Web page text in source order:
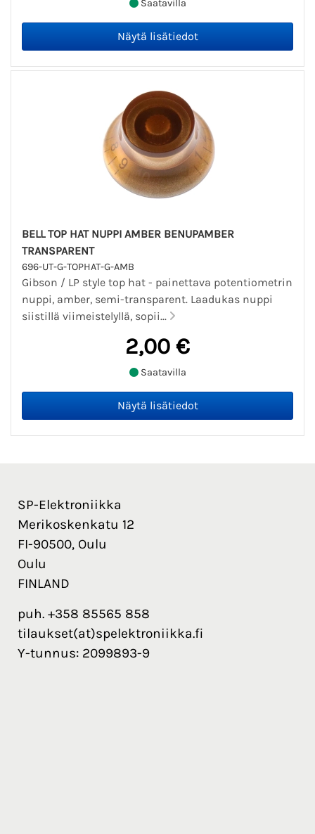
Saatavilla
BELL TOP HAT NUPPI AMBER BENUPAMBER
TRANSPARENT
696-UT-G-TOPHAT-G-AMB
Gibson / LP style top hat - painettava potentiometrin
nuppi, amber, semi-transparent. Laadukas nuppi
siistillä viimeistelyllä, sopii...
2,00 €
Saatavilla
SP-Elektroniikka
Merikoskenkatu 12
FI-90500, Oulu
Oulu
FINLAND
puh. +358 85565 858
tilaukset(at)spelektroniikka.fi
Y-tunnus: 2099893-9